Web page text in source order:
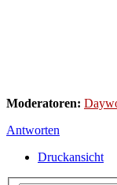
Moderatoren:
Antworten
Druckansicht